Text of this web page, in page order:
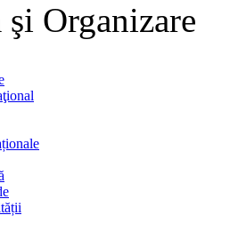
Organizare